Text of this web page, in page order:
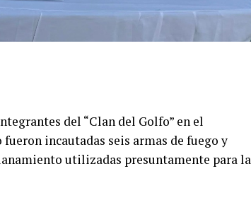
del “Clan del Golfo” en el
incautadas seis armas de fuego y
utilizadas presuntamente para la